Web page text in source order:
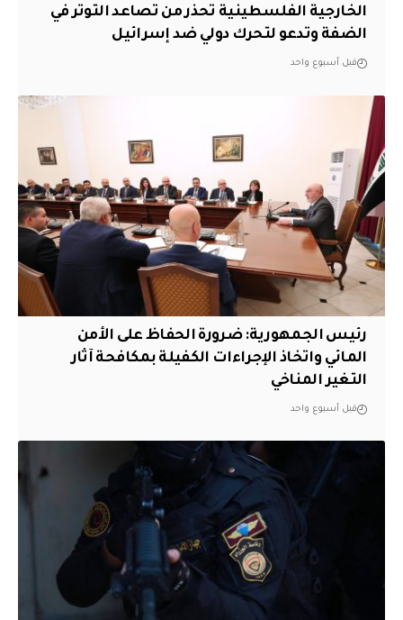
الخارجية الفلسطينية تحذر من تصاعد التوتر في
الضفة وتدعو لتحرك دولي ضد إسرائيل
قبل أسبوع واحد
رئيس الجمهورية: ضرورة الحفاظ على الأمن
المائي واتخاذ الإجراءات الكفيلة بمكافحة آثار
التغير المناخي
قبل أسبوع واحد